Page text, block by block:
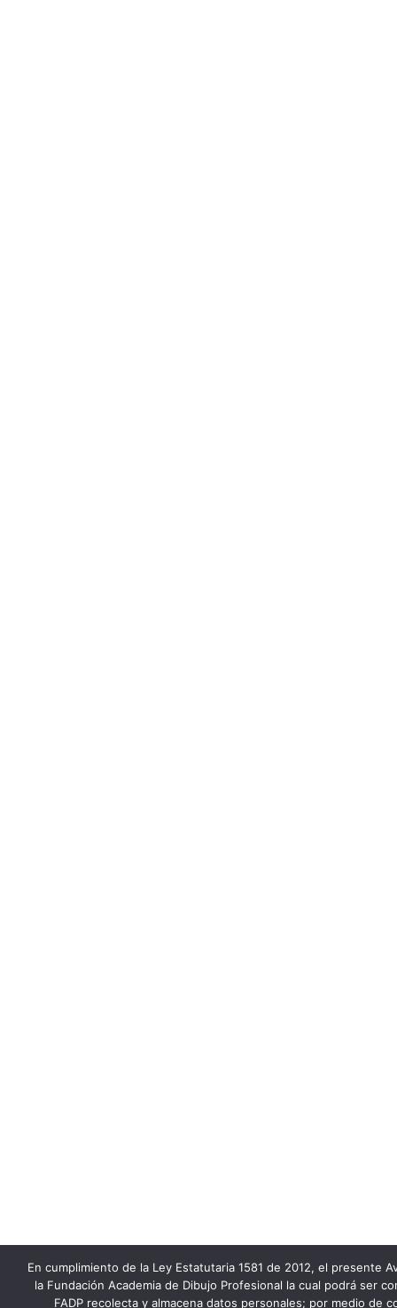
En cumplimiento de la Ley Estatutaria 1581 de 2012, el presente
la Fundación Academia de Dibujo Profesional la cual podrá ser
FADP recolecta y almacena datos personales; por medio